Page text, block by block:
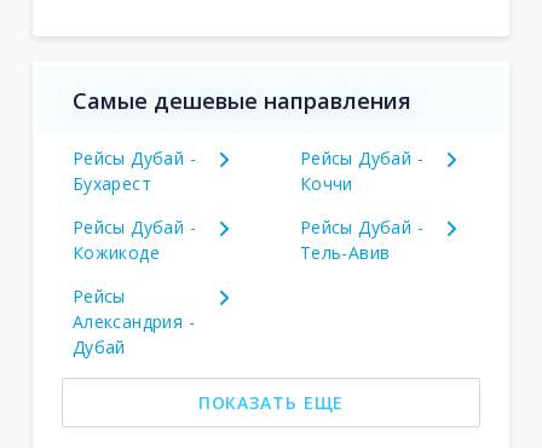
Самые дешевые направления
Рейсы Дубай -
Бухарест
Рейсы Дубай -
Коччи
Рейсы Дубай -
Кожикоде
Рейсы Дубай -
Тель-Авив
Рейсы
Александрия -
Дубай
ПОКАЗАТЬ ЕЩЕ